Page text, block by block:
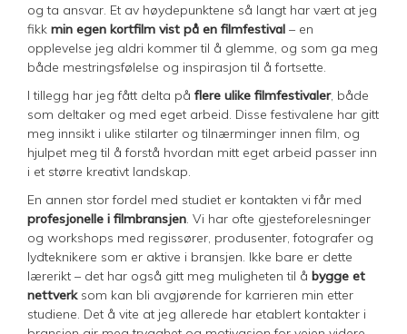
og ta ansvar. Et av høydepunktene så langt har vært at jeg
fikk min egen kortfilm vist på en filmfestival – en
opplevelse jeg aldri kommer til å glemme, og som ga meg
både mestringsfølelse og inspirasjon til å fortsette.
I tillegg har jeg fått delta på flere ulike filmfestivaler, både
som deltaker og med eget arbeid. Disse festivalene har gitt
meg innsikt i ulike stilarter og tilnærminger innen film, og
hjulpet meg til å forstå hvordan mitt eget arbeid passer inn
i et større kreativt landskap.
En annen stor fordel med studiet er kontakten vi får med
profesjonelle i filmbransjen. Vi har ofte gjesteforelesninger
og workshops med regissører, produsenter, fotografer og
lydteknikere som er aktive i bransjen. Ikke bare er dette
lærerikt – det har også gitt meg muligheten til å bygge et
nettverksom kan bli avgjørende for karrieren min etter
studiene. Det å vite at jeg allerede har etablert kontakter i